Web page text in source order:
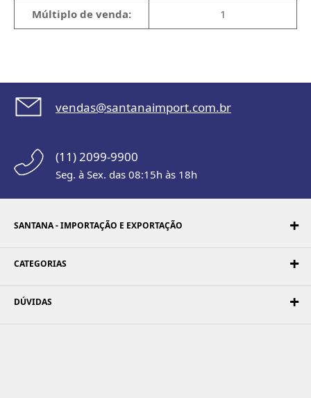
Múltiplo de venda: 1
vendas@santanaimport.com.br
(11) 2099-9900
Seg. à Sex. das 08:15h às 18h
SANTANA - IMPORTAÇÃO E EXPORTAÇÃO
CATEGORIAS
DÚVIDAS